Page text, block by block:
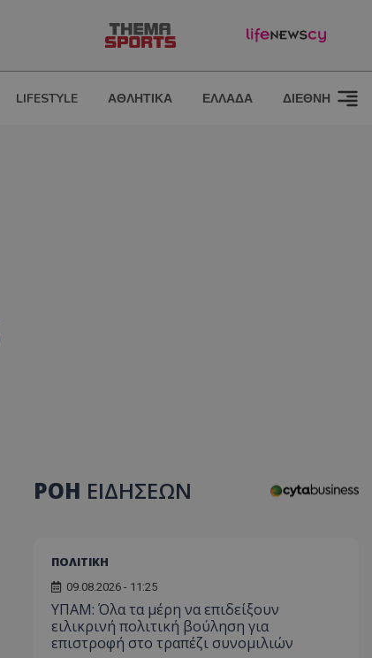
LIFESTYLE ΑΘΛΗΤΙΚΑ ΕΛΛΑΔΑ ΔΙΕΘΝΗ
ΡΟΗ ΕΙΔΗΣΕΩΝ
ΠΟΛΙΤΙΚΗ
09.08.2026 - 11:25
ΥΠΑΜ: Όλα τα μέρη να επιδείξουν
ειλικρινή πολιτική βούληση για
επιστροφή στο τραπέζι συνομιλιών